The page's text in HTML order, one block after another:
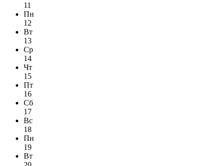
11
Пн
12
Вт
13
Ср
14
Чт
15
Пт
16
Сб
17
Вс
18
Пн
19
Вт